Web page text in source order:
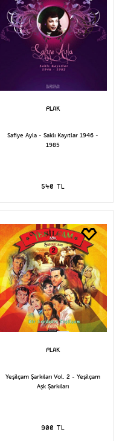
Safiye Ayla - Saklı Kayıtlar 1946 -
1985
540 TL
Yeşilçam Şarkıları Vol. 2 - Yeşilçam
Aşk Şarkıları
900 TL